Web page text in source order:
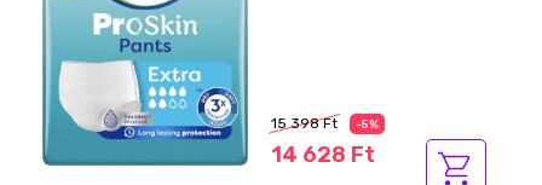
15 398 Ft -5%
14 628 Ft